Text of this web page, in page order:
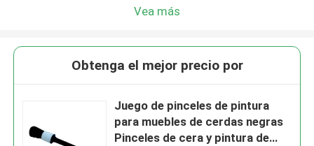
Vea más
Obtenga el mejor precio por
Juego de pinceles de pintura
para muebles de cerdas negras
Pinceles de cera y pintura de